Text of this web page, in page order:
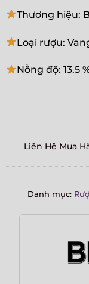
Thương hiệu:
Loại rượu:
Nồng độ: 13.5
Liên Hệ Mua
Danh mục: